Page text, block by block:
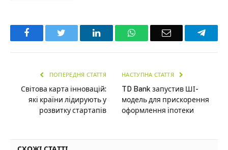
Facebook LinkedInWhatsAppEmail
ПОПЕРЕДНЯ СТАТТЯ
Світова карта інновацій:
які країни лідирують у
розвитку стартапів
НАСТУПНА СТАТТЯ
TD Bank запустив ШІ-
модель для прискорення
оформлення іпотеки